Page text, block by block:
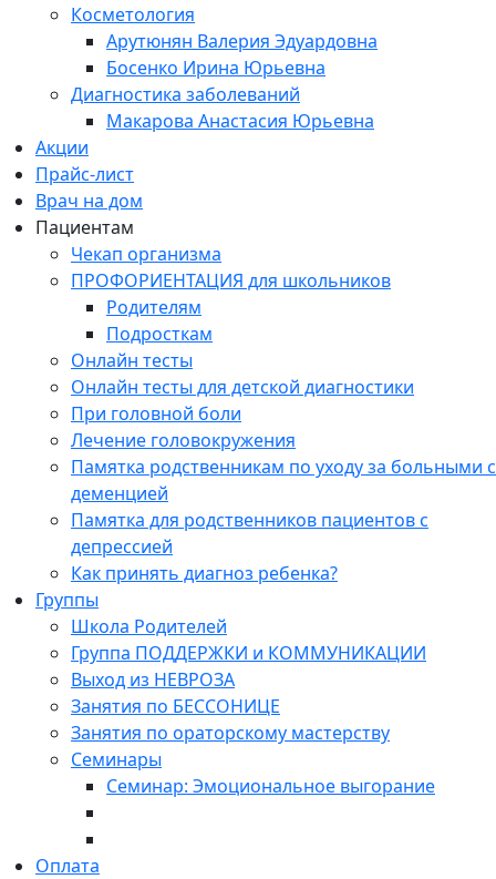
Косметология
Арутюнян Валерия Эдуардовна
Босенко Ирина Юрьевна
Диагностика заболеваний
Макарова Анастасия Юрьевна
Акции
Прайс-лист
Врач на дом
Пациентам
Чекап организма
ПРОФОРИЕНТАЦИЯ для школьников
Родителям
Подросткам
Онлайн тесты
Онлайн тесты для детской диагностики
При головной боли
Лечение головокружения
Памятка родственникам по уходу за больными с
деменцией
Памятка для родственников пациентов с
депрессией
Как принять диагноз ребенка?
Группы
Школа Родителей
Группа ПОДДЕРЖКИ и КОММУНИКАЦИИ
Выход из НЕВРОЗА
Занятия по БЕССОНИЦЕ
Занятия по ораторскому мастерству
Семинары
Семинар: Эмоциональное выгорание
Оплата